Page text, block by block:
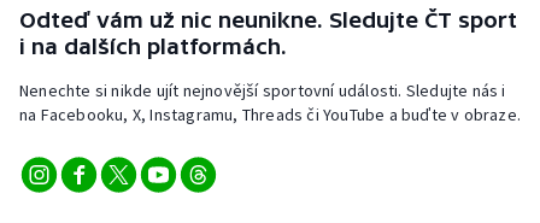
Plážový volejbal
Ragby
Rychlobruslení
Odteď vám už nic neunikne. Sledujte ČT sport
i na dalších platformách.
Nenechte si nikde ujít nejnovější sportovní události. Sledujte nás i
na Facebooku, X, Instagramu, Threads či YouTube a buďte v obraze.